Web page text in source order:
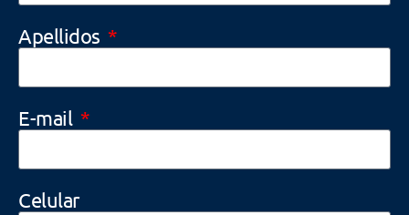
Apellidos
E-mail
Celular